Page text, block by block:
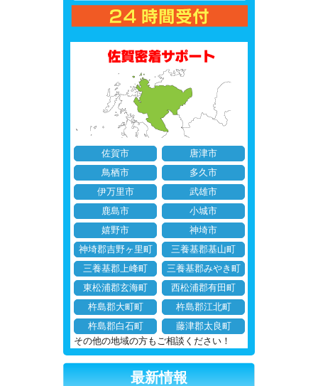
佐賀市
唐津市
鳥栖市
多久市
伊万里市
武雄市
鹿島市
小城市
嬉野市
神埼市
神埼郡吉野ヶ里町
三養基郡基山町
三養基郡上峰町
三養基郡みやき町
東松浦郡玄海町
西松浦郡有田町
杵島郡大町町
杵島郡江北町
杵島郡白石町
藤津郡太良町
その他の地域の方もご相談ください！
最新情報